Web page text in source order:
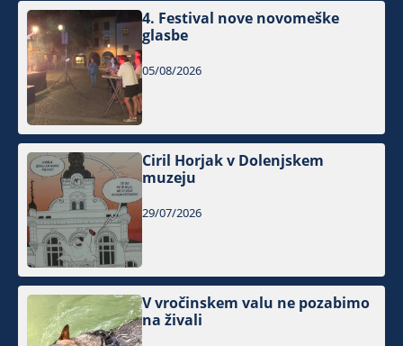
4. Festival nove novomeške
glasbe
05/08/2026
Ciril Horjak v Dolenjskem
muzeju
29/07/2026
V vročinskem valu ne pozabimo
na živali